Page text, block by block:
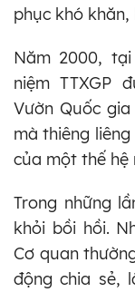
phục khó
Năm 2000,
niệm TTXGP
Vườn Quốc
mà thiêng
của một thế hệ
Trong những
khỏi bồi hồi.
Cơ quan
động chia sẻ,